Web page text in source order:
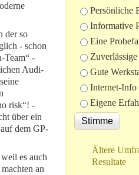
der so
- schon
Team“ -
Audi-
risk“! -
über ein
dem GP-
es auch
an
Persönliche
Informative
Eine
Gute
Internet-Info
Eigene
Ältere
Resultate